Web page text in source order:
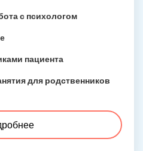
с психологом
пациента
для родственников